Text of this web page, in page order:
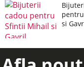
si